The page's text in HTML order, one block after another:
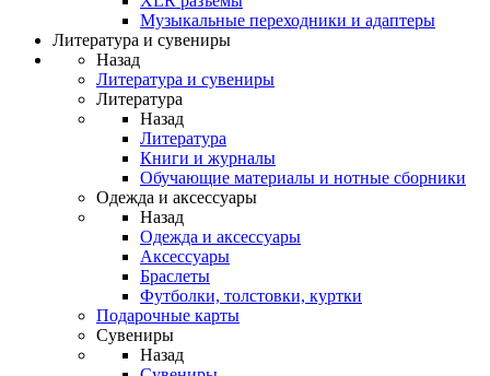
Музыкальные переходники и адаптеры
Литература и сувениры
Назад
Литература и сувениры
Литература
Назад
Литература
Книги и журналы
Обучающие материалы и нотные сборники
Одежда и аксессуары
Назад
Одежда и аксессуары
Аксессуары
Браслеты
Футболки, толстовки, куртки
Подарочные карты
Сувениры
Назад